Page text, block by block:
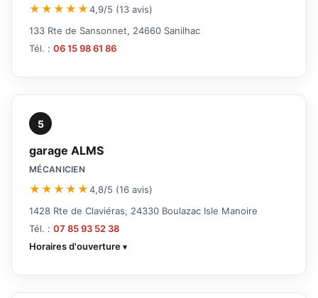
★★★★★4,9/5 (13 avis)
133 Rte de Sansonnet, 24660 Sanilhac
Tél. : 06 15 98 61 86
5
garage ALMS
MÉCANICIEN
★★★★★4,8/5 (16 avis)
1428 Rte de Claviéras, 24330 Boulazac Isle Manoire
Tél. : 07 85 93 52 38
Horaires d'ouverture